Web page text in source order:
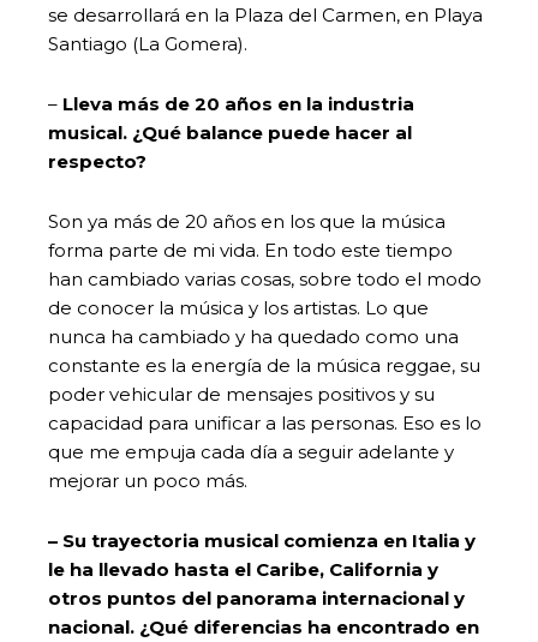
se desarrollará en la Plaza del Carmen, en Playa
Santiago (La Gomera).
– Lleva más de 20 años en la industria
musical. ¿Qué balance puede hacer al
respecto?
Son ya más de 20 años en los que la música
forma parte de mi vida. En todo este tiempo
han cambiado varias cosas, sobre todo el modo
de conocer la música y los artistas. Lo que
nunca ha cambiado y ha quedado como una
constante es la energía de la música reggae, su
poder vehicular de mensajes positivos y su
capacidad para unificar a las personas. Eso es lo
que me empuja cada día a seguir adelante y
mejorar un poco más.
– Su trayectoria musical comienza en Italia y
le ha llevado hasta el Caribe, California y
otros puntos del panorama internacional y
nacional. ¿Qué diferencias ha encontrado en